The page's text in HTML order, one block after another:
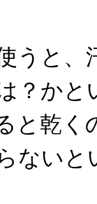
うと、
？かと
と乾く
ないと